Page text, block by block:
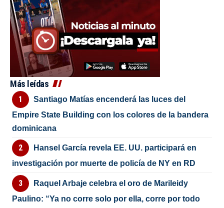
Más leídas
Santiago Matías encenderá las luces del
Empire State Building con los colores de la bandera
dominicana
Hansel García revela EE. UU. participará en
investigación por muerte de policía de NY en RD
Raquel Arbaje celebra el oro de Marileidy
Paulino: “Ya no corre solo por ella, corre por todo